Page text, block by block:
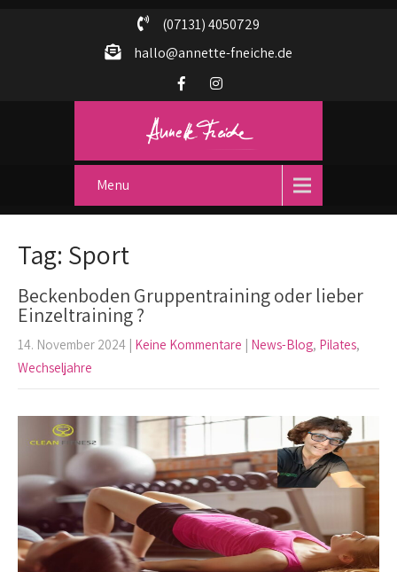
(07131) 4050729
hallo@annette-fneiche.de
Menu
Tag: Sport
Beckenboden Gruppentraining oder lieber
Einzeltraining ?
14. November 2024 | Keine Kommentare | News-Blog, Pilates,
Wechseljahre